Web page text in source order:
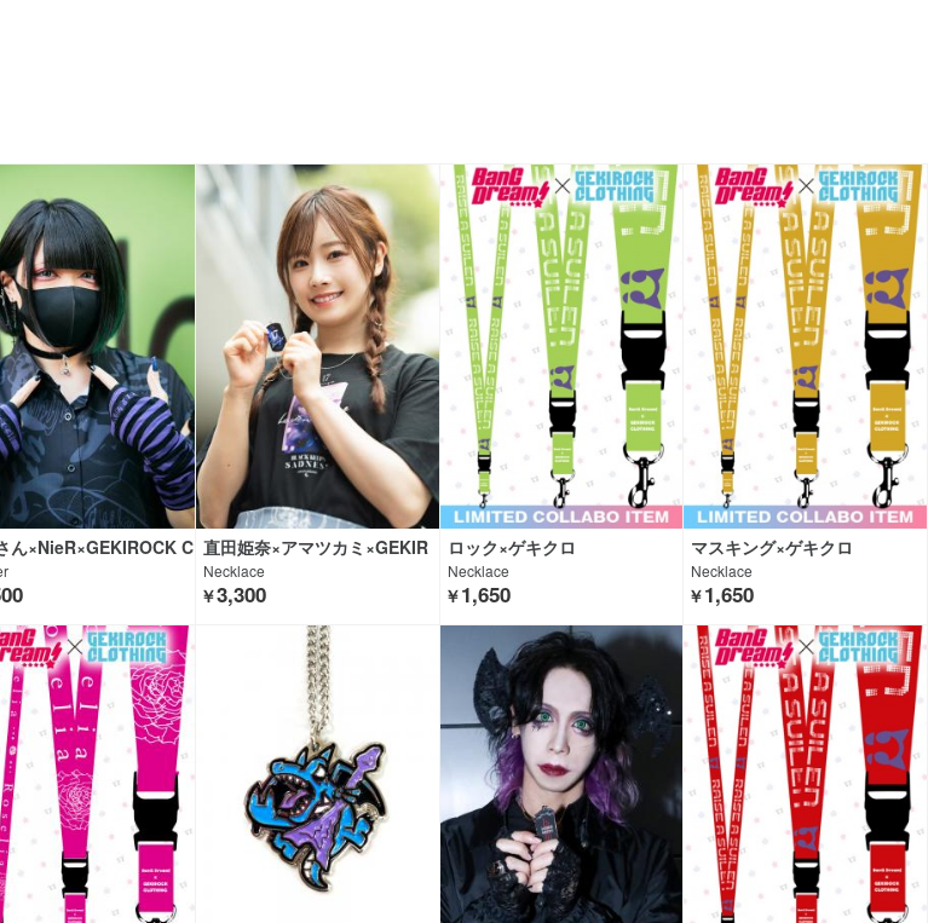
ん×NieR×GEKIROCK C 直田姫奈×アマツカミ×GEKIR
OCK CLOTHING
Necklace
￥3,300
ロック×ゲキクロ
Necklace
￥1,650
マスキング×ゲキクロ
Necklace
￥1,650